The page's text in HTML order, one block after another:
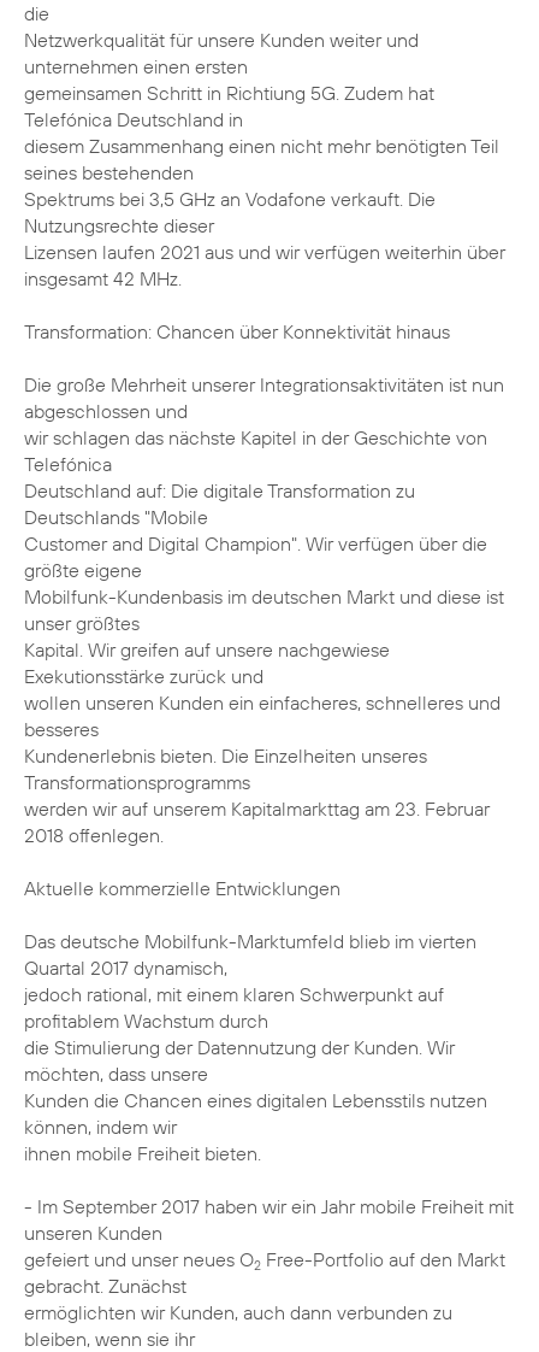
die
Netzwerkqualität für unsere Kunden weiter und
unternehmen einen ersten
gemeinsamen Schritt in Richtiung 5G. Zudem hat
Telefónica Deutschland in
diesem Zusammenhang einen nicht mehr benötigten Teil
seines bestehenden
Spektrums bei 3,5 GHz an Vodafone verkauft. Die
Nutzungsrechte dieser
Lizensen laufen 2021 aus und wir verfügen weiterhin über
insgesamt 42 MHz.
Transformation: Chancen über Konnektivität hinaus
Die große Mehrheit unserer Integrationsaktivitäten ist nun
abgeschlossen und
wir schlagen das nächste Kapitel in der Geschichte von
Telefónica
Deutschland auf: Die digitale Transformation zu
Deutschlands "Mobile
Customer and Digital Champion". Wir verfügen über die
größte eigene
Mobilfunk-Kundenbasis im deutschen Markt und diese ist
unser größtes
Kapital. Wir greifen auf unsere nachgewiese
Exekutionsstärke zurück und
wollen unseren Kunden ein einfacheres, schnelleres und
besseres
Kundenerlebnis bieten. Die Einzelheiten unseres
Transformationsprogramms
werden wir auf unserem Kapitalmarkttag am 23. Februar
2018 offenlegen.
Aktuelle kommerzielle Entwicklungen
Das deutsche Mobilfunk-Marktumfeld blieb im vierten
Quartal 2017 dynamisch,
jedoch rational, mit einem klaren Schwerpunkt auf
profitablem Wachstum durch
die Stimulierung der Datennutzung der Kunden. Wir
möchten, dass unsere
Kunden die Chancen eines digitalen Lebensstils nutzen
können, indem wir
ihnen mobile Freiheit bieten.
- Im September 2017 haben wir ein Jahr mobile Freiheit mit
unseren Kunden
gefeiert und unser neues O2 Free-Portfolio auf den Markt
gebracht. Zunächst
ermöglichten wir Kunden, auch dann verbunden zu
bleiben, wenn sie ihr